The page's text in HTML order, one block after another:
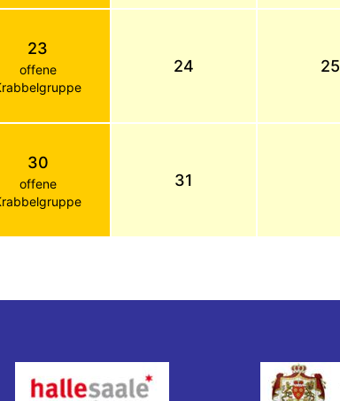
23
offene
24 25
30
offene
31